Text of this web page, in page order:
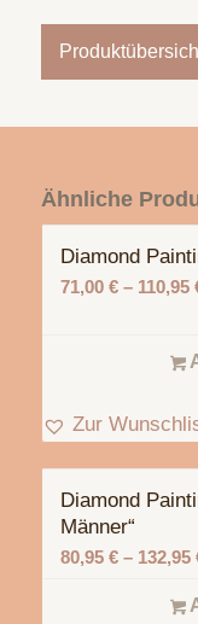
Ähnliche
Diamond
71,00 €– 110,95
Zur
Diamond
Männer“
80,95 €– 132,95